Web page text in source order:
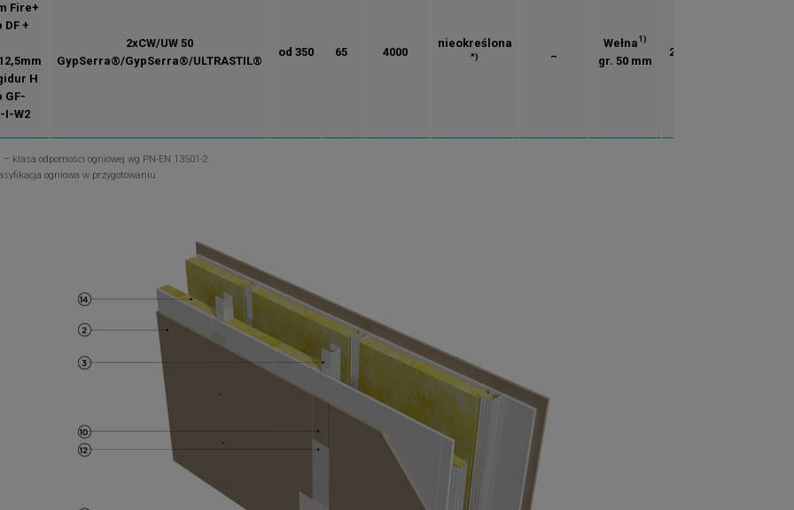
Fire+
DF +
H
GF-
I-W2
2xCW/UW 50
GypSerra®/GypSerra®/ULTRASTIL®
od 350 65 4000
nieokreślona
*)
Wełna1)
gr. 50 mm
228.02
– klasa odporności ogniowej wg PN-EN 13501-2.
ogniowa w przygotowaniu